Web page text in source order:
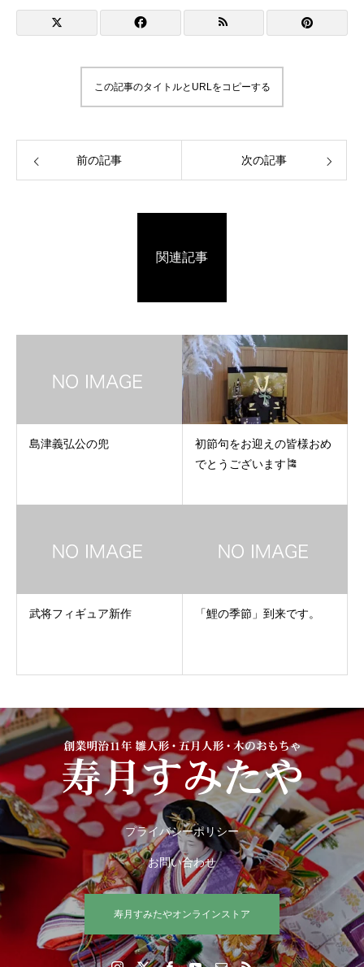
この記事のタイトルとURLをコピーする
前の記事 次の記事
関連記事
島津義弘公の兜
初節句をお迎えの皆様おめ
でとうございます🎏
武将フィギュア新作 「鯉の季節」到来です。
プライバシーポリシー
お問い合わせ
寿月すみたやオンラインストア